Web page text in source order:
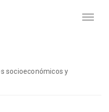
socioeconómicos y